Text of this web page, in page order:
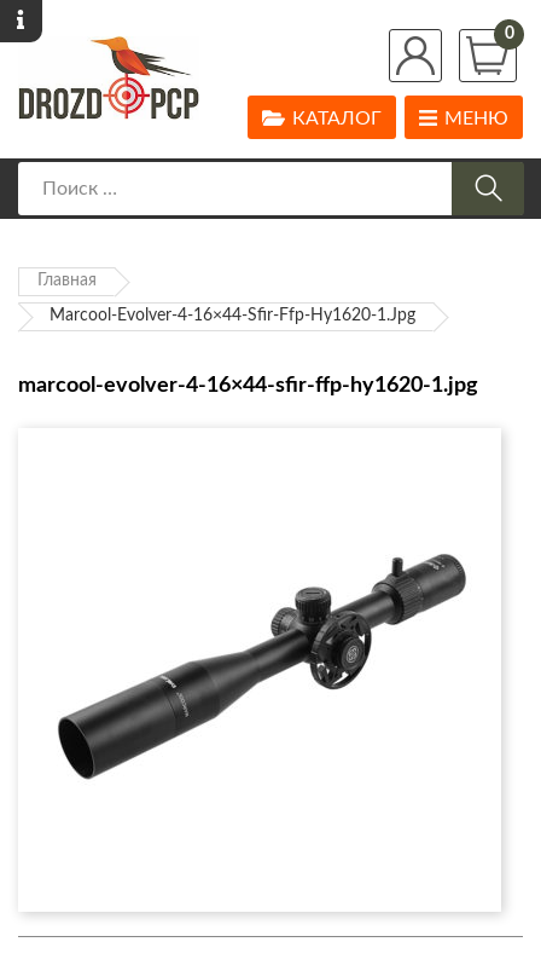
0
МЕНЮ
КАТАЛОГ
Главная
Marcool-Evolver-4-16×44-Sfir-Ffp-Hy1620-1.jpg
marcool-evolver-4-16×44-sfir-ffp-hy1620-1.jpg